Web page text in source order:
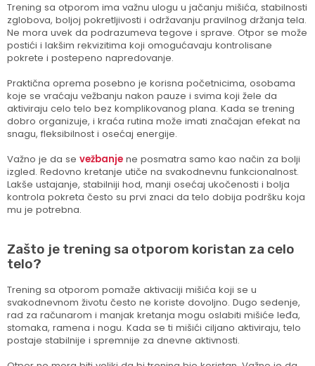
Trening sa otporom ima važnu ulogu u jačanju mišića, stabilnosti
zglobova, boljoj pokretljivosti i održavanju pravilnog držanja tela.
Ne mora uvek da podrazumeva tegove i sprave. Otpor se može
postići i lakšim rekvizitima koji omogućavaju kontrolisane
pokrete i postepeno napredovanje.
Praktična oprema posebno je korisna početnicima, osobama
koje se vraćaju vežbanju nakon pauze i svima koji žele da
aktiviraju celo telo bez komplikovanog plana. Kada se trening
dobro organizuje, i kraća rutina može imati značajan efekat na
snagu, fleksibilnost i osećaj energije.
Važno je da se vežbanje ne posmatra samo kao način za bolji
izgled. Redovno kretanje utiče na svakodnevnu funkcionalnost.
Lakše ustajanje, stabilniji hod, manji osećaj ukočenosti i bolja
kontrola pokreta često su prvi znaci da telo dobija podršku koja
mu je potrebna.
Zašto je trening sa otporom koristan za celo
telo?
Trening sa otporom pomaže aktivaciji mišića koji se u
svakodnevnom životu često ne koriste dovoljno. Dugo sedenje,
rad za računarom i manjak kretanja mogu oslabiti mišiće leđa,
stomaka, ramena i nogu. Kada se ti mišići ciljano aktiviraju, telo
postaje stabilnije i spremnije za dnevne aktivnosti.